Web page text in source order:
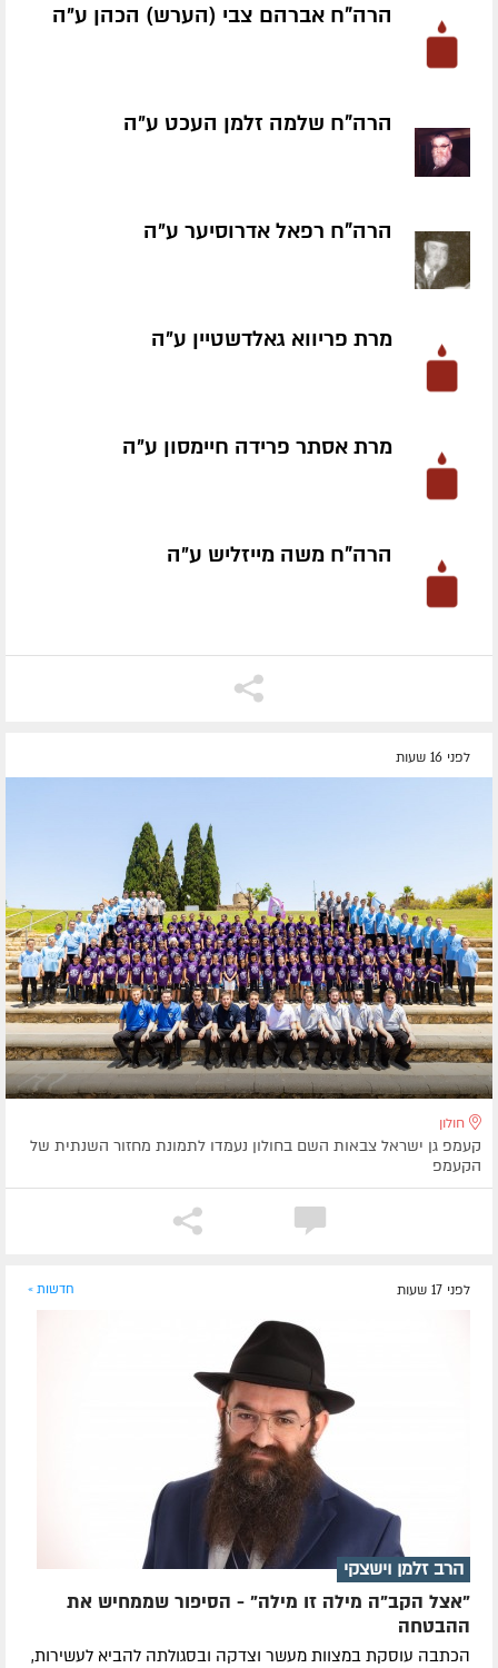
הרה"ח אברהם צבי (הערש) הכהן ע״ה
הרה"ח שלמה זלמן העכט ע״ה
הרה"ח רפאל אדרוסיער ע״ה
מרת פריווא גאלדשטיין ע״ה
מרת אסתר פרידה חיימסון ע״ה
הרה"ח משה מייזליש ע״ה
לפני 16 שעות
חולון
קעמפ גן ישראל צבאות השם בחולון נעמדו לתמונת מחזור השנתית של
הקעמפ
לפני 17 שעות חדשות »
הרב זלמן וישצקי
"אצל הקב"ה מילה זו מילה" - הסיפור שממחיש את
ההבטחה
הכתבה עוסקת במצוות מעשר וצדקה ובסגולתה להביא לעשירות,